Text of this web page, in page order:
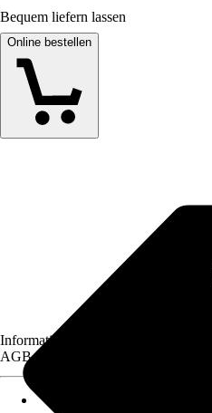
Bequem liefern lassen
Online bestellen
Informationen des Verkäufers, wie
AGB, finden Sie bei Klick auf den